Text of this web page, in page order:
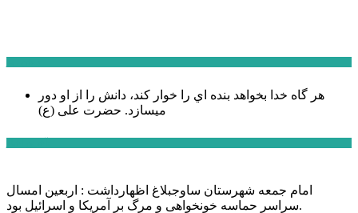
هر گاه خدا بخواهد بنده اي را خوار كند، دانش را از او دور
میسازد. حضرت علی (ع)
امام جمعه شهرستان ساوجبلاغ اظهارداشت : اربعین امسال
سراسر حماسه خونخواهی و مرگ بر آمریکا و اسرائیل بود.